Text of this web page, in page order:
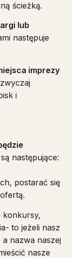
ścieżką.
lub
następuje
imprezy
i
następujące:
postarać się
konkursy,
to jeżeli nasz
nazwa naszej
nasze